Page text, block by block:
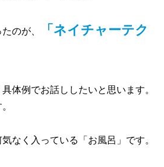
のが、
「ネイチャーテク
体例でお話ししたいと思います。
なく入っている「お風呂」です。